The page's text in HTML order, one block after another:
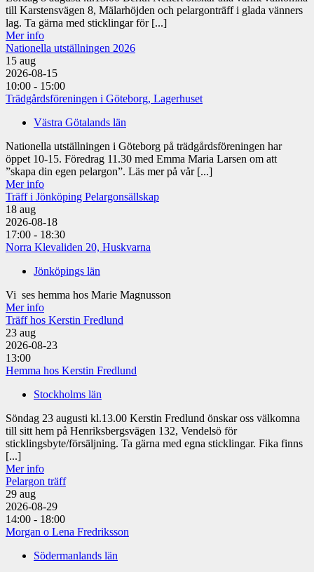
till Karstensvägen 8, Mälarhöjden och pelargonträff i glada vänners
lag. Ta gärna med sticklingar för [...]
Mer info
Nationella utställningen 2026
15 aug
2026-08-15
10:00 - 15:00
Trädgårdsföreningen i Göteborg, Lagerhuset
Västra Götalands län
Nationella utställningen i Göteborg på trädgårdsföreningen har
öppet 10-15. Föredrag 11.30 med Emma Maria Larsen om att
”skapa din egen pelargon”. Läs mer på vår [...]
Mer info
Träff i Jönköping Pelargonsällskap
18 aug
2026-08-18
17:00 - 18:30
Norra Klevaliden 20, Huskvarna
Jönköpings län
Vi ses hemma hos Marie Magnusson
Mer info
Träff hos Kerstin Fredlund
23 aug
2026-08-23
13:00
Hemma hos Kerstin Fredlund
Stockholms län
Söndag 23 augusti kl.13.00 Kerstin Fredlund önskar oss välkomna
till sitt hem på Henriksbergsvägen 132, Vendelsö för
sticklingsbyte/försäljning. Ta gärna med egna sticklingar. Fika finns
[...]
Mer info
Pelargon träff
29 aug
2026-08-29
14:00 - 18:00
Morgan o Lena Fredriksson
Södermanlands län